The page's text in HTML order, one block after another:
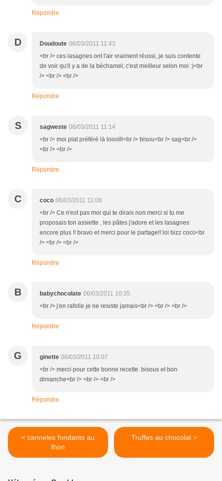
Répondre
D Doudoute 06/03/2011 11:43
<br /> ces lasagnes ont l'air vraiment réussi, je suis contente
de voir qu'il y a de la béchamel, c'est meilleur selon moi :)<br
/> <br /> <br />
Répondre
S sagweste 06/03/2011 11:14
<br /> moi plat préféré là looolll<br /> bisou<br /> sag<br />
<br /> <br />
Répondre
C coco 06/03/2011 11:06
<br /> Ce n'est pas moi qui te dirais non merci si tu me
proposais ton assiette , les pâtes j'adore et les lasagnes
encore plus !! bravo et merci pour le partage!! lol bizz coco<br
/> <br /> <br />
Répondre
B babychocolate 06/03/2011 10:35
<br /> j'en rafolle je ne resiste jamais<br /> <br /> <br />
Répondre
G ginette 06/03/2011 10:07
<br /> merci pour cette bonne recette. bisous et bon
dimanche<br /> <br /> <br />
Répondre
< canneles fondants au
thon
Truffes au chocolat >